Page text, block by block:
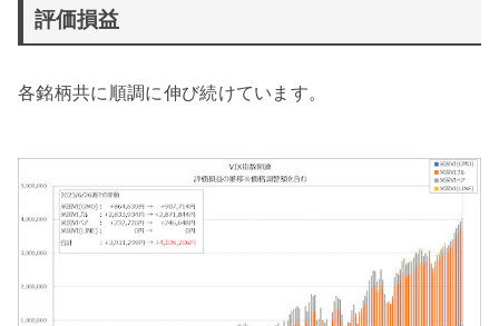
評価損益
各銘柄共に順調に伸び続けています。